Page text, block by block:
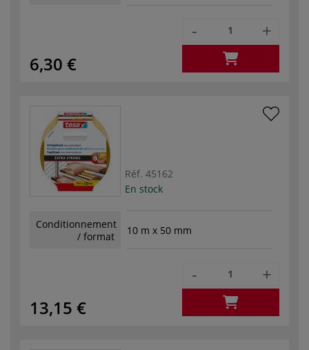
6,30 €
- +
Réf. 45162
En stock
Conditionnement
/ format
10 m x 50 mm
13,15 €
- +